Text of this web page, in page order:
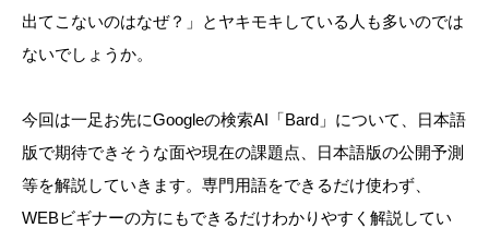
出てこないのはなぜ？」とヤキモキしている人も多いのでは
ないでしょうか。
今回は一足お先にGoogleの検索AI「Bard」について、日本語
版で期待できそうな面や現在の課題点、日本語版の公開予測
等を解説していきます。専門用語をできるだけ使わず、
WEBビギナーの方にもできるだけわかりやすく解説してい